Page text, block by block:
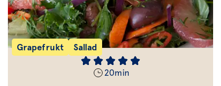
Grapefrukt Sallad
20min